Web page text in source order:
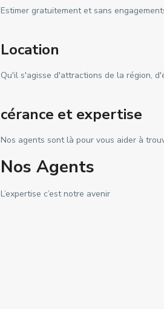
Estimer gratuitement et sans
Location
Qu'il s'agisse d'attractions de la région,
cérance et expertise
Nos agents sont là pour vous aider à
Nos Agents​
L’expertise c’est notre avenir